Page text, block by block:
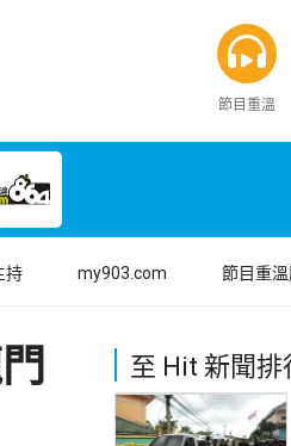
節目重溫
持 my903.com 節目重
至 Hit 新聞排